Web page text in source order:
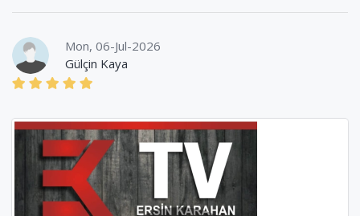
Mon, 06-Jul-2026
Gülçin Kaya
Fri, 24-Jul-2026
Arife Cört